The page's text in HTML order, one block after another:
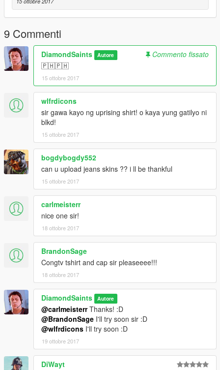
9 Commenti
DiamondSaints Autore
Commento fissato
🇵🇭🇵🇭
15 ottobre 2017
wlfrdicons
sir gawa kayo ng uprising shirt! o kaya yung gatilyo ni
blkd!
15 ottobre 2017
bogdybogdy552
can u upload jeans skins ?? i ll be thankful
15 ottobre 2017
carlmeisterr
nice one sir!
18 ottobre 2017
BrandonSage
Congtv tshirt and cap sir pleaseeee!!!
18 ottobre 2017
DiamondSaints Autore
@carlmeisterrThanks! :D
@BrandonSage I'll try soon sir :D
@wlfrdicons I'll try soon :D
19 ottobre 2017
DiWayt